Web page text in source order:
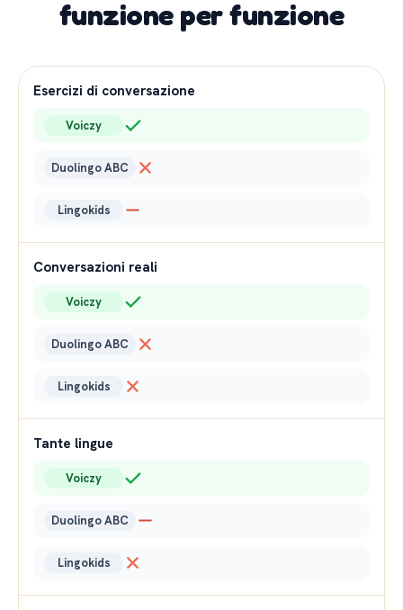
funzione per funzione
Esercizi di conversazione
Voiczy
Duolingo ABC
Lingokids
Conversazioni reali
Voiczy
Duolingo ABC
Lingokids
Tante lingue
Voiczy
Duolingo ABC
Lingokids